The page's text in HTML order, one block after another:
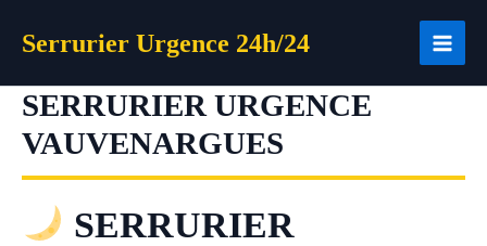
Serrurier Urgence 24h/24
SERRURIER URGENCE
VAUVENARGUES
SERRURIER